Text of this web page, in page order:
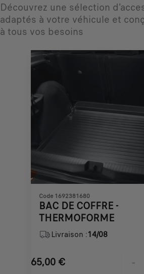
Découvrez une sélection
adaptés à votre véhicule et
à tous vos besoins
Code 1692381680
BAC DE COFFRE -
THERMOFORME
Livraison :14/08
65,00 € -